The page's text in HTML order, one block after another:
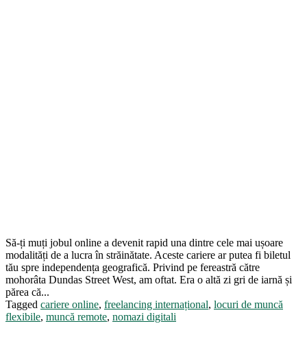
Să-ți muți jobul online a devenit rapid una dintre cele mai ușoare
modalități de a lucra în străinătate. Aceste cariere ar putea fi biletul
tău spre independența geografică. Privind pe fereastră către
mohorâta Dundas Street West, am oftat. Era o altă zi gri de iarnă și
părea că...
Tagged cariere online, freelancing internațional, locuri de muncă
flexibile, muncă remote, nomazi digitali